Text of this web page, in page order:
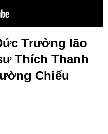
Trưởng lão
Thích Thanh
Chiếu